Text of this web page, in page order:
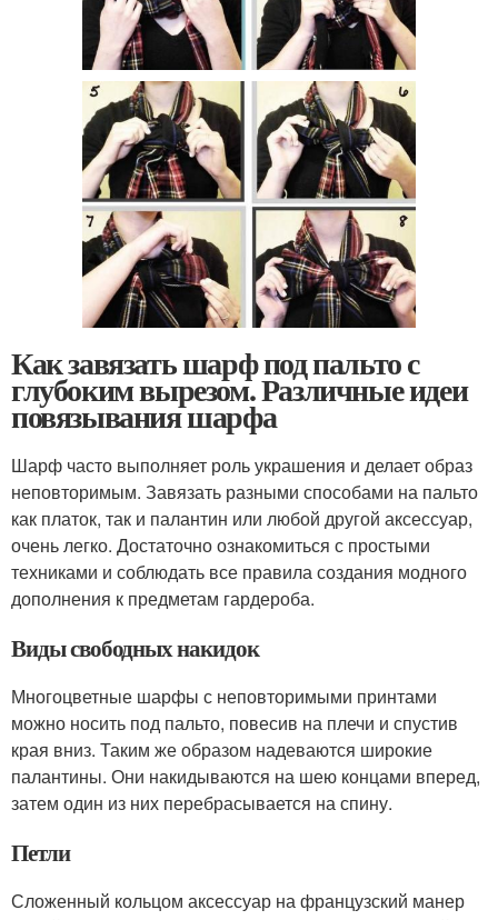
Как завязать шарф под пальто с
глубоким вырезом. Различные идеи
повязывания шарфа
Шарф часто выполняет роль украшения и делает образ
неповторимым. Завязать разными способами на пальто
как платок, так и палантин или любой другой аксессуар,
очень легко. Достаточно ознакомиться с простыми
техниками и соблюдать все правила создания модного
дополнения к предметам гардероба.
Виды свободных накидок
Многоцветные шарфы с неповторимыми принтами
можно носить под пальто, повесив на плечи и спустив
края вниз. Таким же образом надеваются широкие
палантины. Они накидываются на шею концами вперед,
затем один из них перебрасывается на спину.
Петли
Сложенный кольцом аксессуар на французский манер